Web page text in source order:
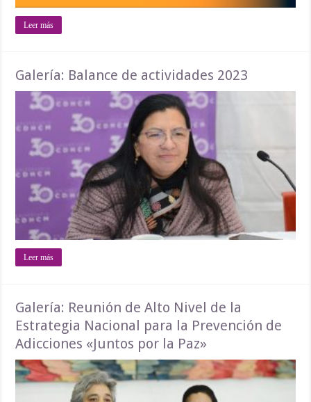
Leer más
Galería: Balance de actividades 2023
Leer más
Galería: Reunión de Alto Nivel de la
Estrategia Nacional para la Prevención de
Adicciones «Juntos por la Paz»